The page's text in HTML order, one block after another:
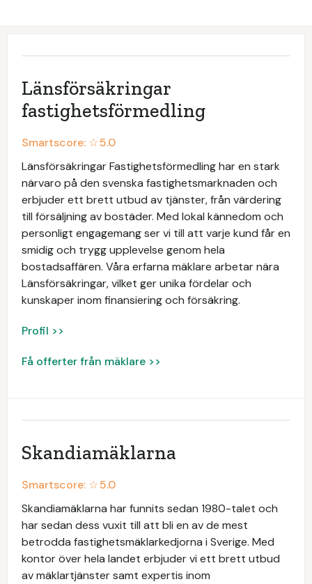
Länsförsäkringar
fastighetsförmedling
Smartscore: ☆5.0
Länsförsäkringar Fastighetsförmedling har en stark
närvaro på den svenska fastighetsmarknaden och
erbjuder ett brett utbud av tjänster, från värdering
till försäljning av bostäder. Med lokal kännedom och
personligt engagemang ser vi till att varje kund får en
smidig och trygg upplevelse genom hela
bostadsaffären. Våra erfarna mäklare arbetar nära
Länsförsäkringar, vilket ger unika fördelar och
kunskaper inom finansiering och försäkring.
Profil >>
Få offerter från mäklare >>
Skandiamäklarna
Smartscore: ☆5.0
Skandiamäklarna har funnits sedan 1980-talet och
har sedan dess vuxit till att bli en av de mest
betrodda fastighetsmäklarkedjorna i Sverige. Med
kontor över hela landet erbjuder vi ett brett utbud
av mäklartjänster samt expertis inom